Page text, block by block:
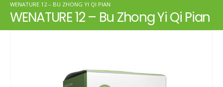
WENATURE 12 – BU ZHONG YI QI PIAN
WENATURE 12 – Bu Zhong Yi Qi Pian